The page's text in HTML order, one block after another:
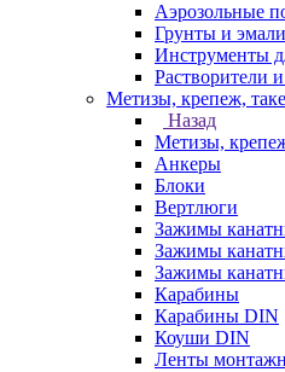
Аэрозольные
Грунты и эмали
Инструменты
Растворители
Метизы, крепеж,
Назад
Метизы,
Анкеры
Блоки
Вертлюги
Зажимы
Зажимы
Зажимы
Карабины
Карабины DIN
Коуши DIN
Ленты